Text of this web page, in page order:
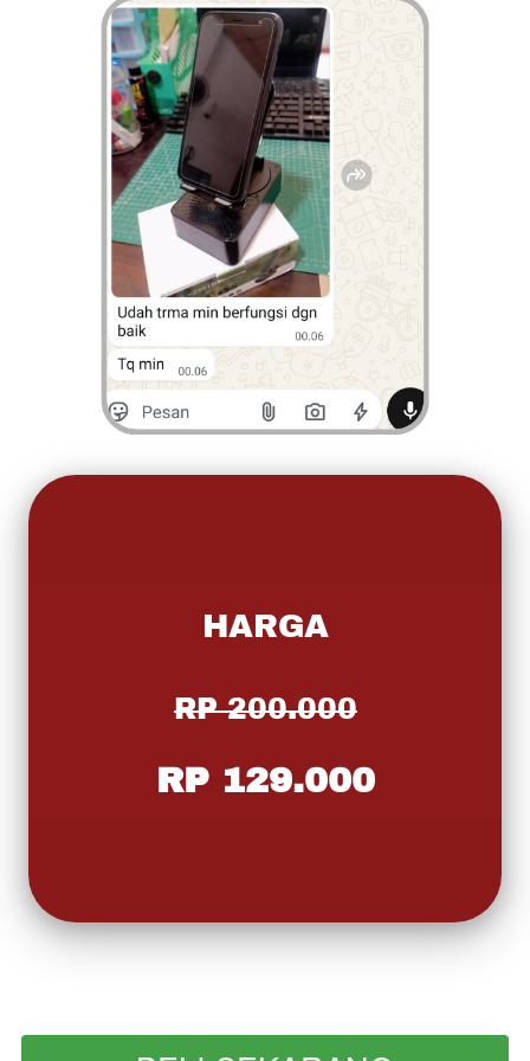
HARGA
RP 200.000
RP 129.000